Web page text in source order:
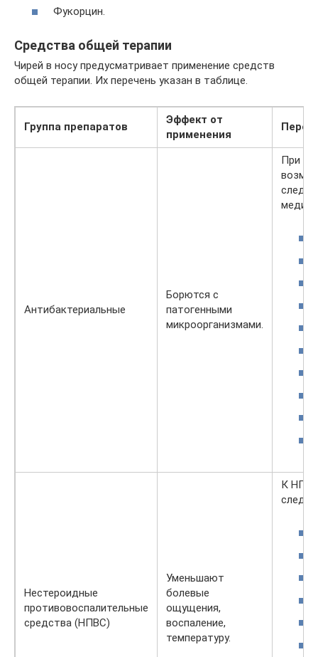
Фукорцин.
Средства общей терапии
Чирей в носу предусматривает применение средств
общей терапии. Их перечень указан в таблице.
Группа препаратов
Эффект от
применения
Антибактериальные
Борются с
патогенными
микроорганизмами.
При
Нестероидные
противовоспалительные
средства (НПВС)
Уменьшают
болевые
ощущения,
воспаление,
температуру.
К